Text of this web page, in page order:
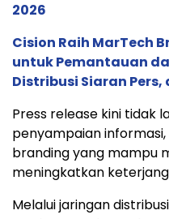
2026
Cision Raih MarTech
untuk Pemantauan
Distribusi Siaran Pers,
Press release kini tidak
penyampaian
branding yang mampu
meningkatkan
Melalui jaringan